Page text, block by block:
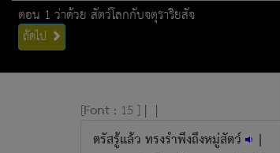
ตอน 1 ว่าด้วย สัตว์โลกกับจตุราริยสัจ
ถัดไป
[Font : 15 ] | |
ตรัสรู้แล้ว ทรงรำพึงถึงหมู่สัตว์ |